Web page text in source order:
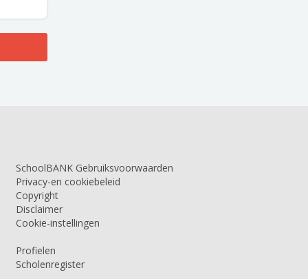
SchoolBANK Gebruiksvoorwaarden
Privacy-en cookiebeleid
Copyright
Disclaimer
Cookie-instellingen
Profielen
Scholenregister